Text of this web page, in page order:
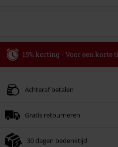
15% korting - Voor een korte
Geldig t/m 09-08-2026
Zodra je de code hebt ingevoerd, wordt
Kan niet gecombineerd worden met
Achteraf betalen
Gratis retourneren
30 dagen bedenktijd